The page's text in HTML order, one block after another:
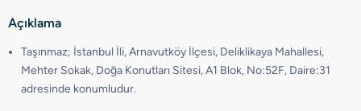
Açıklama
Taşınmaz; İstanbul İli, Arnavutköy İlçesi, Deliklikaya Mahallesi,
Mehter Sokak, Doğa Konutları Sitesi, A1 Blok, No:52F, Daire:31
adresinde konumludur.